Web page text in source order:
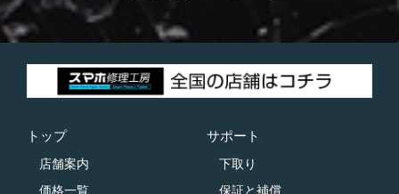
トップ
店舗案内
価格一覧
サポート
下取り
保証と補償